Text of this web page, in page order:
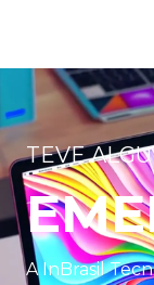
TEVE
A InBrasil